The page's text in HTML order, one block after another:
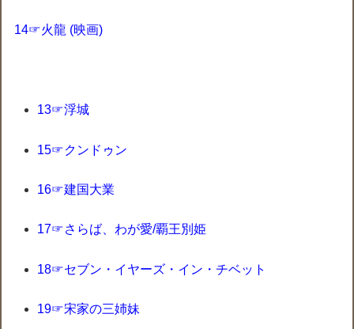
14☞火龍 (映画)
13☞浮城
15☞クンドゥン
16☞建国大業
17☞さらば、わが愛/覇王別姫
18☞セブン・イヤーズ・イン・チベット
19☞宋家の三姉妹